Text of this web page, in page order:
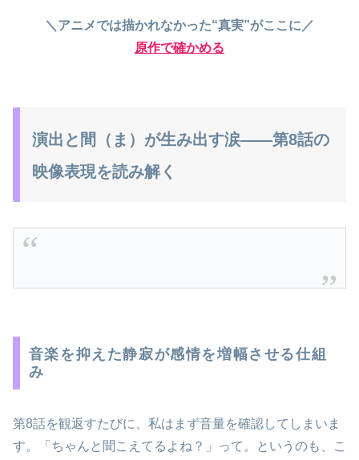
＼アニメでは描かれなかった“真実”がここに／
原作で確かめる
演出と間（ま）が生み出す涙――第8話の
映像表現を読み解く
音楽を抑えた静寂が感情を増幅させる仕組
み
第8話を観返すたびに、私はまず音量を確認してしまいま
す。「ちゃんと聞こえてるよね？」って。というのも、こ